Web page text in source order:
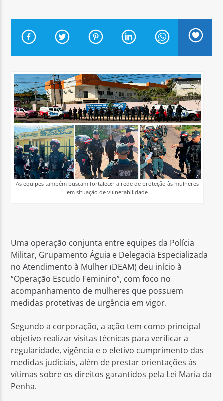
As equipes também buscam fortalecer a rede de proteção às mulheres
em situação de vulnerabilidade
Uma operação conjunta entre equipes da Polícia
Militar, Grupamento Águia e Delegacia Especializada
no Atendimento à Mulher (DEAM) deu início à
“Operação Escudo Feminino”, com foco no
acompanhamento de mulheres que possuem
medidas protetivas de urgência em vigor.
Segundo a corporação, a ação tem como principal
objetivo realizar visitas técnicas para verificar a
regularidade, vigência e o efetivo cumprimento das
medidas judiciais, além de prestar orientações às
vítimas sobre os direitos garantidos pela Lei Maria da
Penha.